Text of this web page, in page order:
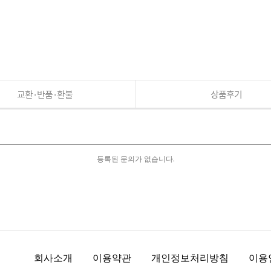
교환·반품·환불 상품후기
등록된 문의가 없습니다.
회사소개 이용약관 개인정보처리방침 이용